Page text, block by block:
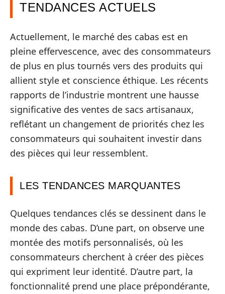
TENDANCES ACTUELS
Actuellement, le marché des cabas est en
pleine effervescence, avec des consommateurs
de plus en plus tournés vers des produits qui
allient style et conscience éthique. Les récents
rapports de l’industrie montrent une hausse
significative des ventes de sacs artisanaux,
reflétant un changement de priorités chez les
consommateurs qui souhaitent investir dans
des pièces qui leur ressemblent.
LES TENDANCES MARQUANTES
Quelques tendances clés se dessinent dans le
monde des cabas. D’une part, on observe une
montée des motifs personnalisés, où les
consommateurs cherchent à créer des pièces
qui expriment leur identité. D’autre part, la
fonctionnalité prend une place prépondérante,